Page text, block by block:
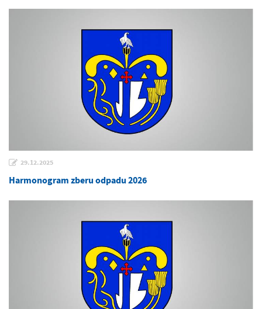
29.12.2025
Harmonogram zberu odpadu 2026